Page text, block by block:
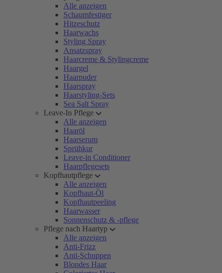
Alle anzeigen
Schaumfestiger
Hitzeschutz
Haarwachs
Styling Spray
Ansatzspray
Haarcreme & Stylingcreme
Haargel
Haarpuder
Haarspray
Haarstyling-Sets
Sea Salt Spray
Leave-In Pflege
Alle anzeigen
Haaröl
Haarserum
Sprühkur
Leave-in Conditioner
Haarpflegesets
Kopfhautpflege
Alle anzeigen
Kopfhaut-Öl
Kopfhautpeeling
Haarwasser
Sonnenschutz & -pflege
Pflege nach Haartyp
Alle anzeigen
Anti-Frizz
Anti-Schuppen
Blondes Haar